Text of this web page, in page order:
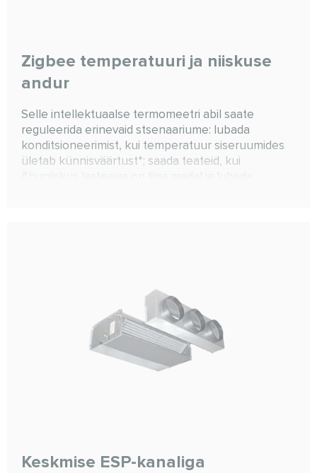
Zigbee temperatuuri ja niiskuse
andur
Selle intellektuaalse termomeetri abil saate
reguleerida erinevaid stsenaariume: lubada
konditsioneerimist, kui temperatuur siseruumides
ületab künnisväärtust*; saada teateid, kui
Keskmise ESP-kanaliga